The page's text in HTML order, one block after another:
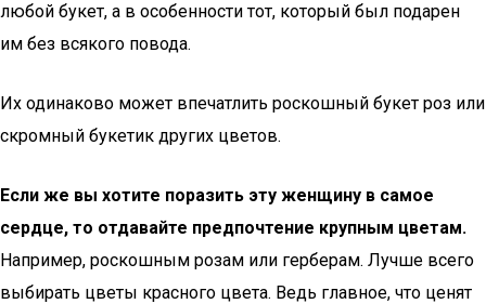
любой букет, а в особенности тот, который был подарен
им без всякого повода.
Их одинаково может впечатлить роскошный букет роз или
скромный букетик других цветов.
Если же вы хотите поразить эту женщину в самое
сердце, то отдавайте предпочтение крупным цветам.
Например, роскошным розам или герберам. Лучше всего
выбирать цветы красного цвета. Ведь главное, что ценят